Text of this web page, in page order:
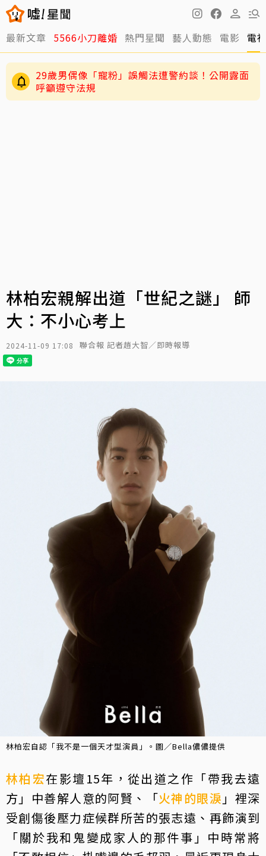
最新文章 5566小刀離婚 熱門星聞 藝人動態 電影 電
29歲男偶像「寵粉」誤觸法遭警約談！公開露面
呼籲遵守法規
林柏宏親解出道「世紀之謎」 師
大：不小心考上
2024-11-09 17:08 聯合報 記者趙大智／即時報導
林柏宏自認「我不是一個天才型演員」。圖／Bella儂儂提供
林柏宏在影壇15年，從出道之作「帶我去遠
方」中善解人意的阿賢、「火神的眼淚 」裡深
受創傷後壓力症候群所苦的張志遠、再飾演到
「關於我和鬼變成家人的那件事」中時常將